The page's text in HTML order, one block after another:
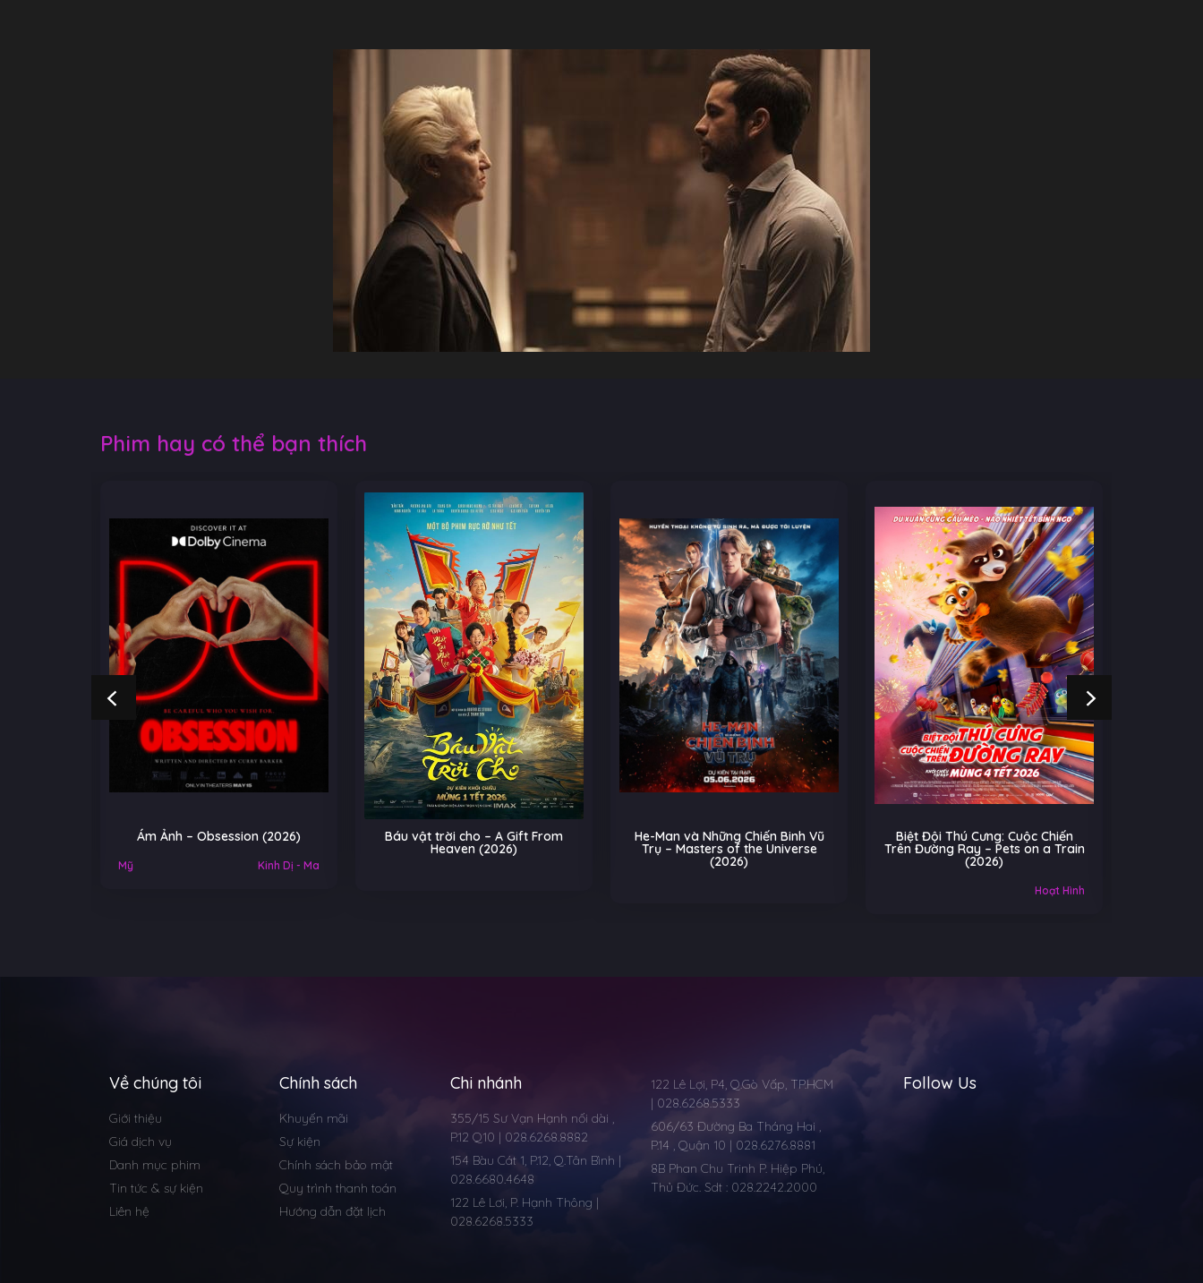
Phim hay có thể bạn thích
Ám Ảnh – Obsession (2026)
Mỹ Kinh Dị - Ma
Báu vật trời cho – A Gift From
Heaven (2026)
He-Man và Những Chiến Binh Vũ
Trụ – Masters of the Universe
(2026)
Biệt Đội Thú Cưng: Cuộc Chiến
Trên Đường Ray – Pets on a Train
(2026)
Hoạt Hình
Về chúng tôi
Giới thiệu
Giá dịch vụ
Danh mục phim
Tin tức & sự kiện
Liên hệ
Chính sách
Khuyến mãi
Sự kiện
Chính sách bảo mật
Quy trình thanh toán
Hướng dẫn đặt lịch
Chi nhánh
355/15 Sư Vạn Hạnh nối dài ,
P.12 Q10 | 028.6268.8882
154 Bàu Cát 1, P.12, Q.Tân Bình |
028.6680.4648
122 Lê Lơi, P. Hạnh Thông |
028.6268.5333
122 Lê Lợi, P4, Q.Gò Vấp, TP.HCM
| 028.6268.5333
606/63 Đường Ba Tháng Hai ,
P.14 , Quận 10 | 028.6276.8881
8B Phan Chu Trinh P. Hiệp Phú,
Thủ Đức. Sdt : 028.2242.2000
Follow Us